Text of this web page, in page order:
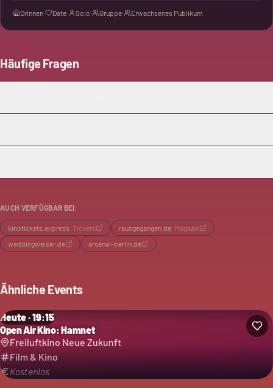
Drinnen· Date· Solo· Gruppe· Erwachsenes Publikum
Häufige Fragen
AUCH VERFÜGBAR BEI
kinotickets.express· Tickets rausgegangen.de· Magazin
weddingweiser.de
arsenal-berlin.de
Ähnliche Events
Heute · 19:15
Open Air Kino: Hamnet
Freiluftkino Neue Zukunft
Film & Kino
Kostenlos